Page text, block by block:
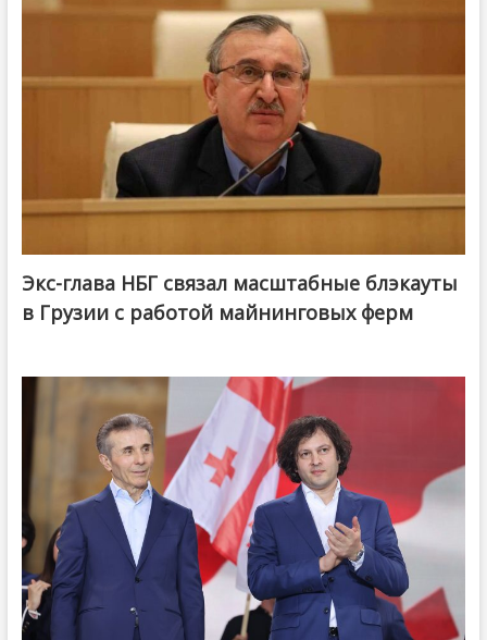
Экс-глава НБГ связал масштабные блэкауты
в Грузии с работой майнинговых ферм